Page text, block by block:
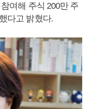
여해 주식 200만 주
다고 밝혔다.